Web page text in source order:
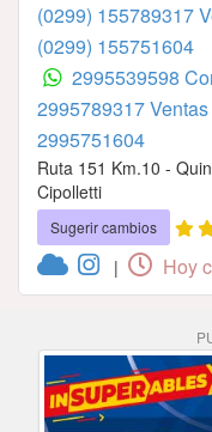
(0299) 155789317
(0299) 155751604
2995539598
2995789317
2995751604
Ruta 151 Km.10 -
Cipolletti
Sugerir cambios
| Hoy